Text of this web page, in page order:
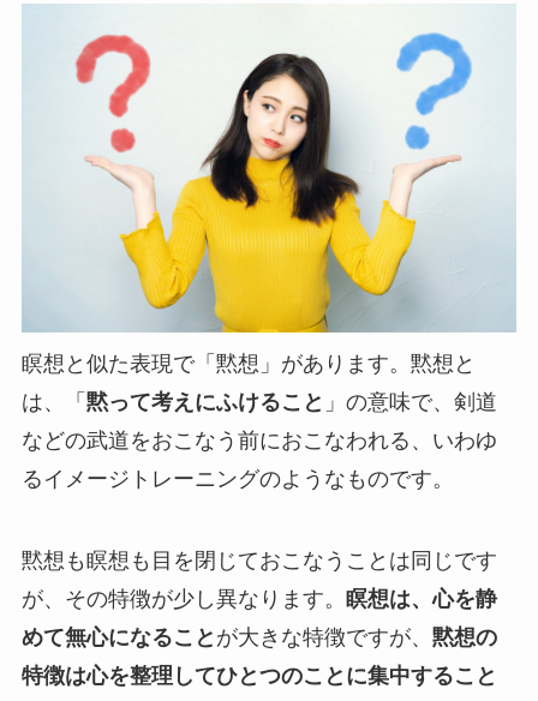
瞑想と似た表現で「黙想」があります。黙想と
は、「 黙って考えにふけること 」の意味で、剣道
などの武道をおこなう前におこなわれる、いわゆ
るイメージトレーニングのようなものです。
黙想も瞑想も目を閉じておこなうことは同じです
が、その特徴が少し異なります。 瞑想は、心を静
めて無心になること が大きな特徴ですが、 黙想の
特徴は心を整理してひとつのことに集中すること